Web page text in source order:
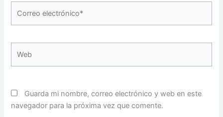
electrónico*
Guarda mi nombre, correo electrónico y web en este
navegador para la próxima vez que comente.